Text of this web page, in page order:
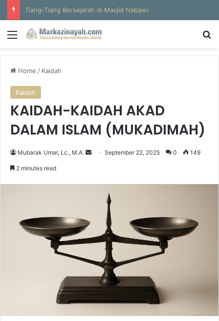
Al-Hajun
Menu
Home / Kaidah
Kaidah
KAIDAH-KAIDAH AKAD
DALAM ISLAM (MUKADIMAH)
Mubarak Umar, Lc., M.A.
m
i
September 22, 2025 0 149
2 minutes read